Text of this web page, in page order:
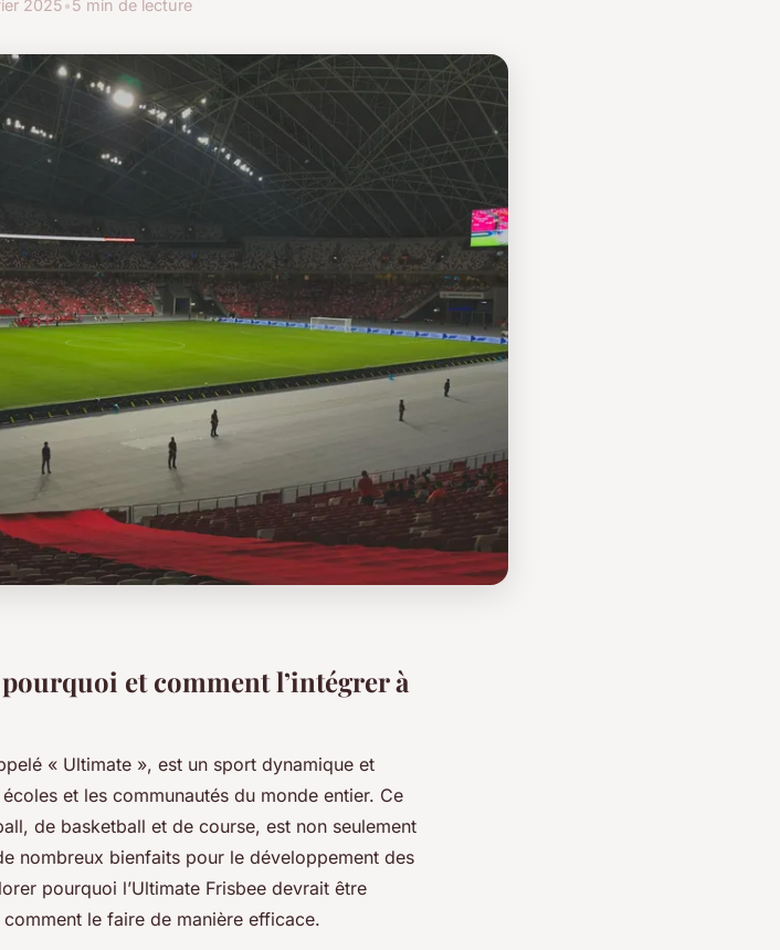
2025•5 min de lecture
pourquoi et comment l’intégrer à
« Ultimate », est un sport dynamique et
et les communautés du monde entier. Ce
de basketball et de course, est non seulement
nombreux bienfaits pour le développement des
pourquoi l’Ultimate Frisbee devrait être
le faire de manière efficace.